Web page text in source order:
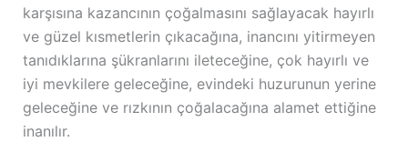
karşısına kazancının çoğalmasını sağlayacak hayırlı
ve güzel kısmetlerin çıkacağına, inancını yitirmeyen
tanıdıklarına şükranlarını ileteceğine, çok hayırlı ve
iyi mevkilere geleceğine, evindeki huzurunun yerine
geleceğine ve rızkının çoğalacağına alamet ettiğine
inanılır.